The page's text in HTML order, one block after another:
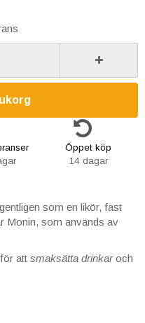
Öppet köp
14 dagar
som en likör, fast
Monin, som används av
att smaksätta drinkaroch